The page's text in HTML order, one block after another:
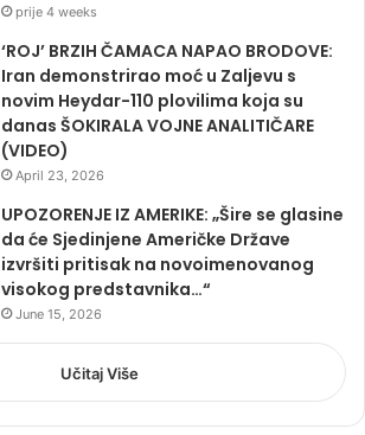
prije 4 weeks
‘ROJ’ BRZIH ČAMACA NAPAO BRODOVE:
Iran demonstrirao moć u Zaljevu s
novim Heydar-110 plovilima koja su
danas ŠOKIRALA VOJNE ANALITIČARE
(VIDEO)
April 23, 2026
UPOZORENJE IZ AMERIKE: „Šire se glasine
da će Sjedinjene Američke Države
izvršiti pritisak na novoimenovanog
visokog predstavnika…“
June 15, 2026
Učitaj Više